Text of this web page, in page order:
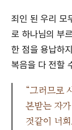
죄인 된 우리 모
로 하나님의 부
한 점을 용납하
복음을 다 전할
“그러므로
본받는 자
것같이 너